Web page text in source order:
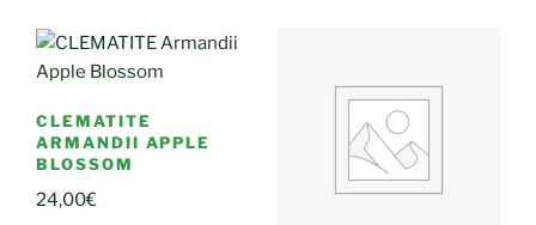
CLEMATITE
ARMANDII APPLE
BLOSSOM
24,00€